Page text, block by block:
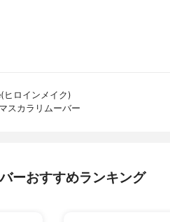
ヒロインメイク)
スカラリムーバー
ーおすすめランキング